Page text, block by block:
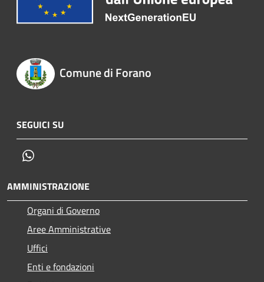
Comune di Forano
SEGUICI SU
AMMINISTRAZIONE
Organi di Governo
Aree Amministrative
Uffici
Enti e fondazioni